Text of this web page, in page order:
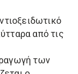
από τις
των